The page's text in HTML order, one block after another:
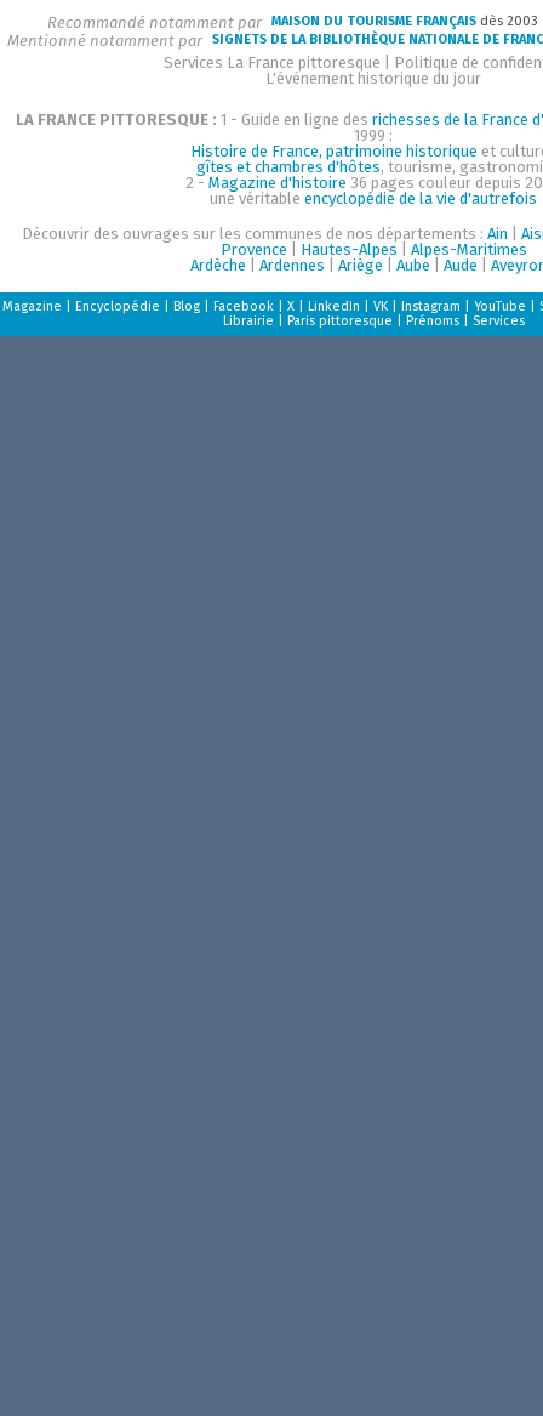
Recommandé notamment par MAISON DU TOURISME FRANÇAIS dès
Mentionné notamment par SIGNETS DE LA BIBLIOTHÈQUE NATIONALE DE
Services La France pittoresque
Politique de
L'événement historique du jour
LA FRANCE PITTORESQUE : 1 - Guide en ligne des richesses de la France
1999 :
Histoire de France, patrimoine historique et
gîtes et chambres d'hôtes, tourisme,
2 - Magazine d'histoire 36 pages couleur depuis
une véritable encyclopédie de la vie d'autrefois
Découvrir des ouvrages sur les communes de nos départements : Ain
Provence
Hautes-Alpes
Alpes-Maritimes
Ardèche
Ardennes Ariège Aube Aude
Magazine Encyclopédie Blog| Facebook| X| LinkedIn VK| Instagram YouTube
Librairie
Paris pittoresque Prénoms| Services